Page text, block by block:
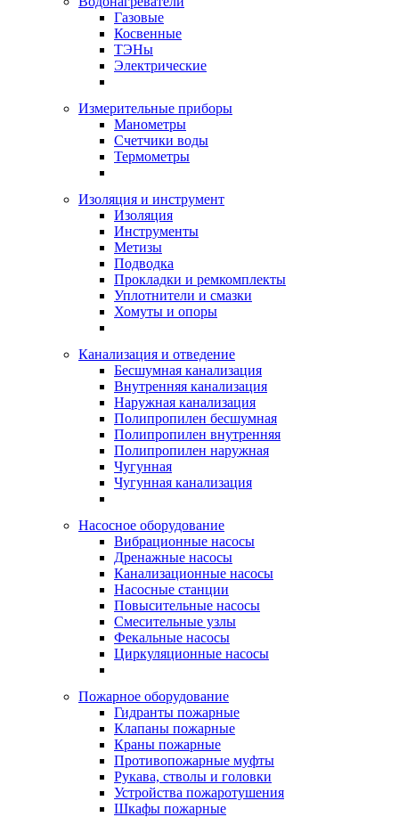
Газовые
Косвенные
ТЭНы
Электрические
Измерительные приборы
Манометры
Счетчики воды
Термометры
Изоляция и инструмент
Изоляция
Инструменты
Метизы
Подводка
Прокладки и ремкомплекты
Уплотнители и смазки
Хомуты и опоры
Канализация и отведение
Бесшумная канализация
Внутренняя канализация
Наружная канализация
Полипропилен бесшумная
Полипропилен внутренняя
Полипропилен наружная
Чугунная
Чугунная канализация
Насосное оборудование
Вибрационные насосы
Дренажные насосы
Канализационные насосы
Насосные станции
Повысительные насосы
Смесительные узлы
Фекальные насосы
Циркуляционные насосы
Пожарное оборудование
Гидранты пожарные
Клапаны пожарные
Краны пожарные
Противопожарные муфты
Рукава, стволы и головки
Устройства пожаротушения
Шкафы пожарные